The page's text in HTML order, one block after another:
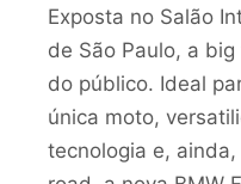
Exposta no Salão
de São Paulo, a
do público. Ideal
única moto,
tecnologia e,